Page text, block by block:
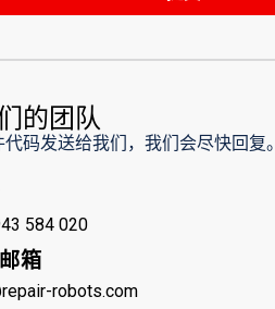
的团队
码发送给我们，我们会尽快回复。
584 020
箱
robots.com